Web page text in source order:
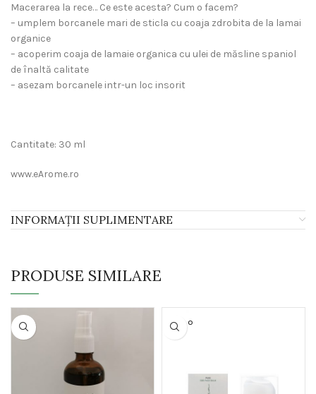
Macerarea la rece… Ce este acesta? Cum o facem?
– umplem borcanele mari de sticla cu coaja zdrobita de la lamai
organice
– acoperim coaja de lamaie organica cu ulei de măsline spaniol
de înaltă calitate
– asezam borcanele intr-un loc insorit
Cantitate: 30 ml
www.eArome.ro
INFORMAȚII SUPLIMENTARE
PRODUSE SIMILARE
SOLD O
UT